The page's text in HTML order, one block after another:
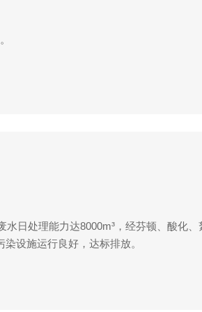
日处理能力达8000m³，经芬顿、酸化、
设施运行良好，达标排放。